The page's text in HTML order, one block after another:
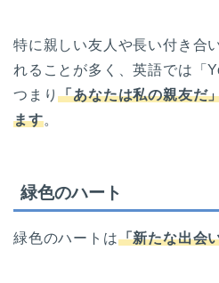
特に親しい友人や長い付き合
れることが多く、英語では「
つまり「あなたは私の親友だ
ます。
緑色のハート
緑色のハートは「新たな出会